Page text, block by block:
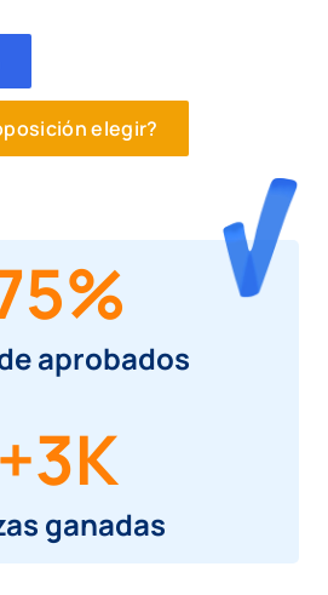
elegir?
%
aprobados
+3K
ganadas